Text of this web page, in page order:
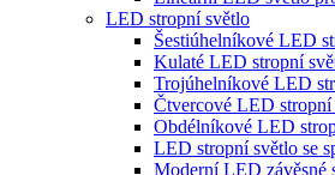
LED stropní světlo
Šestiúhelníkové LED
Kulaté LED stropní
Trojúhelníkové LED
Čtvercové LED stropní
Obdélníkové LED
LED stropní světlo se
Moderní LED závěsné